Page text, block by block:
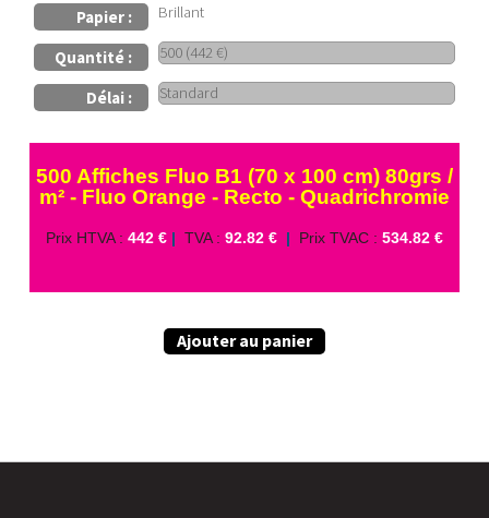
Papier :
Brillant
Quantité :
Délai :
500 Affiches Fluo B1 (70 x 100 cm) 80grs /
m² - Fluo Orange - Recto - Quadrichromie
Prix HTVA : 442 € | TVA : 92.82 € | Prix TVAC : 534.82 €
Ajouter au panier